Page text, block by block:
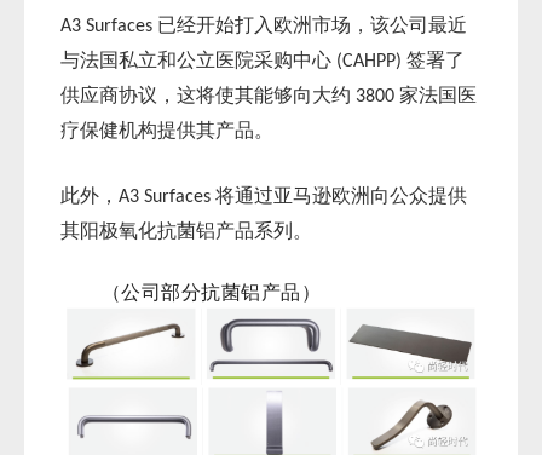
A3 Surfaces 已经开始打入欧洲市场，该公司最近
与法国私立和公立医院采购中心 (CAHPP) 签署了
供应商协议，这将使其能够向大约 3800 家法国医
疗保健机构提供其产品。
此外， A3 Surfaces 将通过亚马逊欧洲向公众提供
其阳极氧化抗菌铝产品系列。
（公司部分抗菌铝产品）